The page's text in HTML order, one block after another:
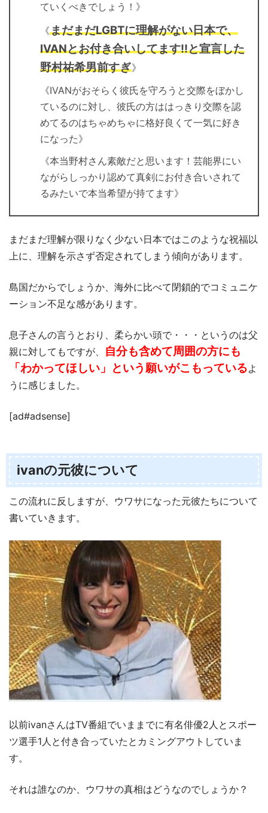
ていくべきでしょう！》
《まだまだLGBTに理解がない日本で、
IVANとお付き合いしてます!!と宣言した
野村祐希男前すぎ》
《IVANがおそらく彼氏を守ろうと交際をぼかし
ているのに対し、彼氏の方ははっきり交際を認
めてるのはちゃめちゃに格好良くて一気に好き
になった》
《本当野村さん素敵だと思います！芸能界にい
ながらしっかり認めて真剣にお付き合いされて
るみたいで本当希望が持てます》
まだまだ理解が限りなく少ない日本ではこのような祝福以
上に、理解を示さず否定されてしまう傾向があります。
島国だからでしょうか、海外に比べて閉鎖的でコミュニケ
ーション不足な感があります。
息子さんの言うとおり、柔らかい頭で・・・というのは父
親に対してもですが、 自分も含めて周囲の方にも
「わかってほしい」という願いがこもっているよ
うに感じました。
[ad#adsense]
ivanの元彼について
この流れに反しますが、ウワサになった元彼たちについて
書いていきます。
以前ivanさんはTV番組でいままでに有名俳優2人とスポー
ツ選手1人と付き合っていたとカミングアウトしていま
す。
それは誰なのか、ウワサの真相はどうなのでしょうか？